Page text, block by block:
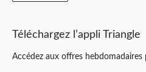
Téléchargez l’appli Triangle
Accédez aux offres hebdomadaires